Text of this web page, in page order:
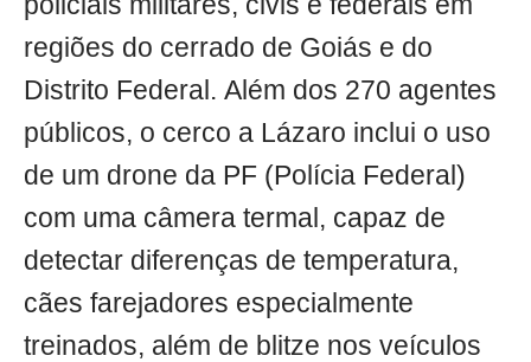
regiões do cerrado de Goiás e do
Distrito Federal. Além dos 270 agentes
públicos, o cerco a Lázaro inclui o uso
de um drone da PF (Polícia Federal)
com uma câmera termal, capaz de
detectar diferenças de temperatura,
cães farejadores especialmente
treinados, além de blitze nos veículos